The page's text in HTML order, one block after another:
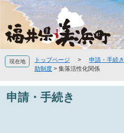
の
頭
で
。
ー
飛
ば
て
現在地 トップページ > 申請・手続き
助制度 > 集落活性化関係
申請・手続き